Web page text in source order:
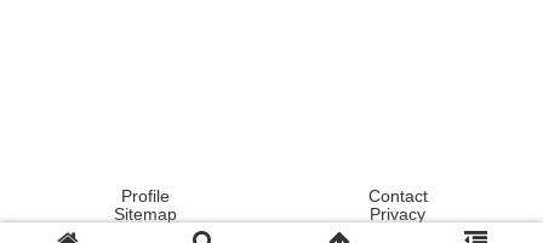
Profile
Contact
Sitemap
Privacy